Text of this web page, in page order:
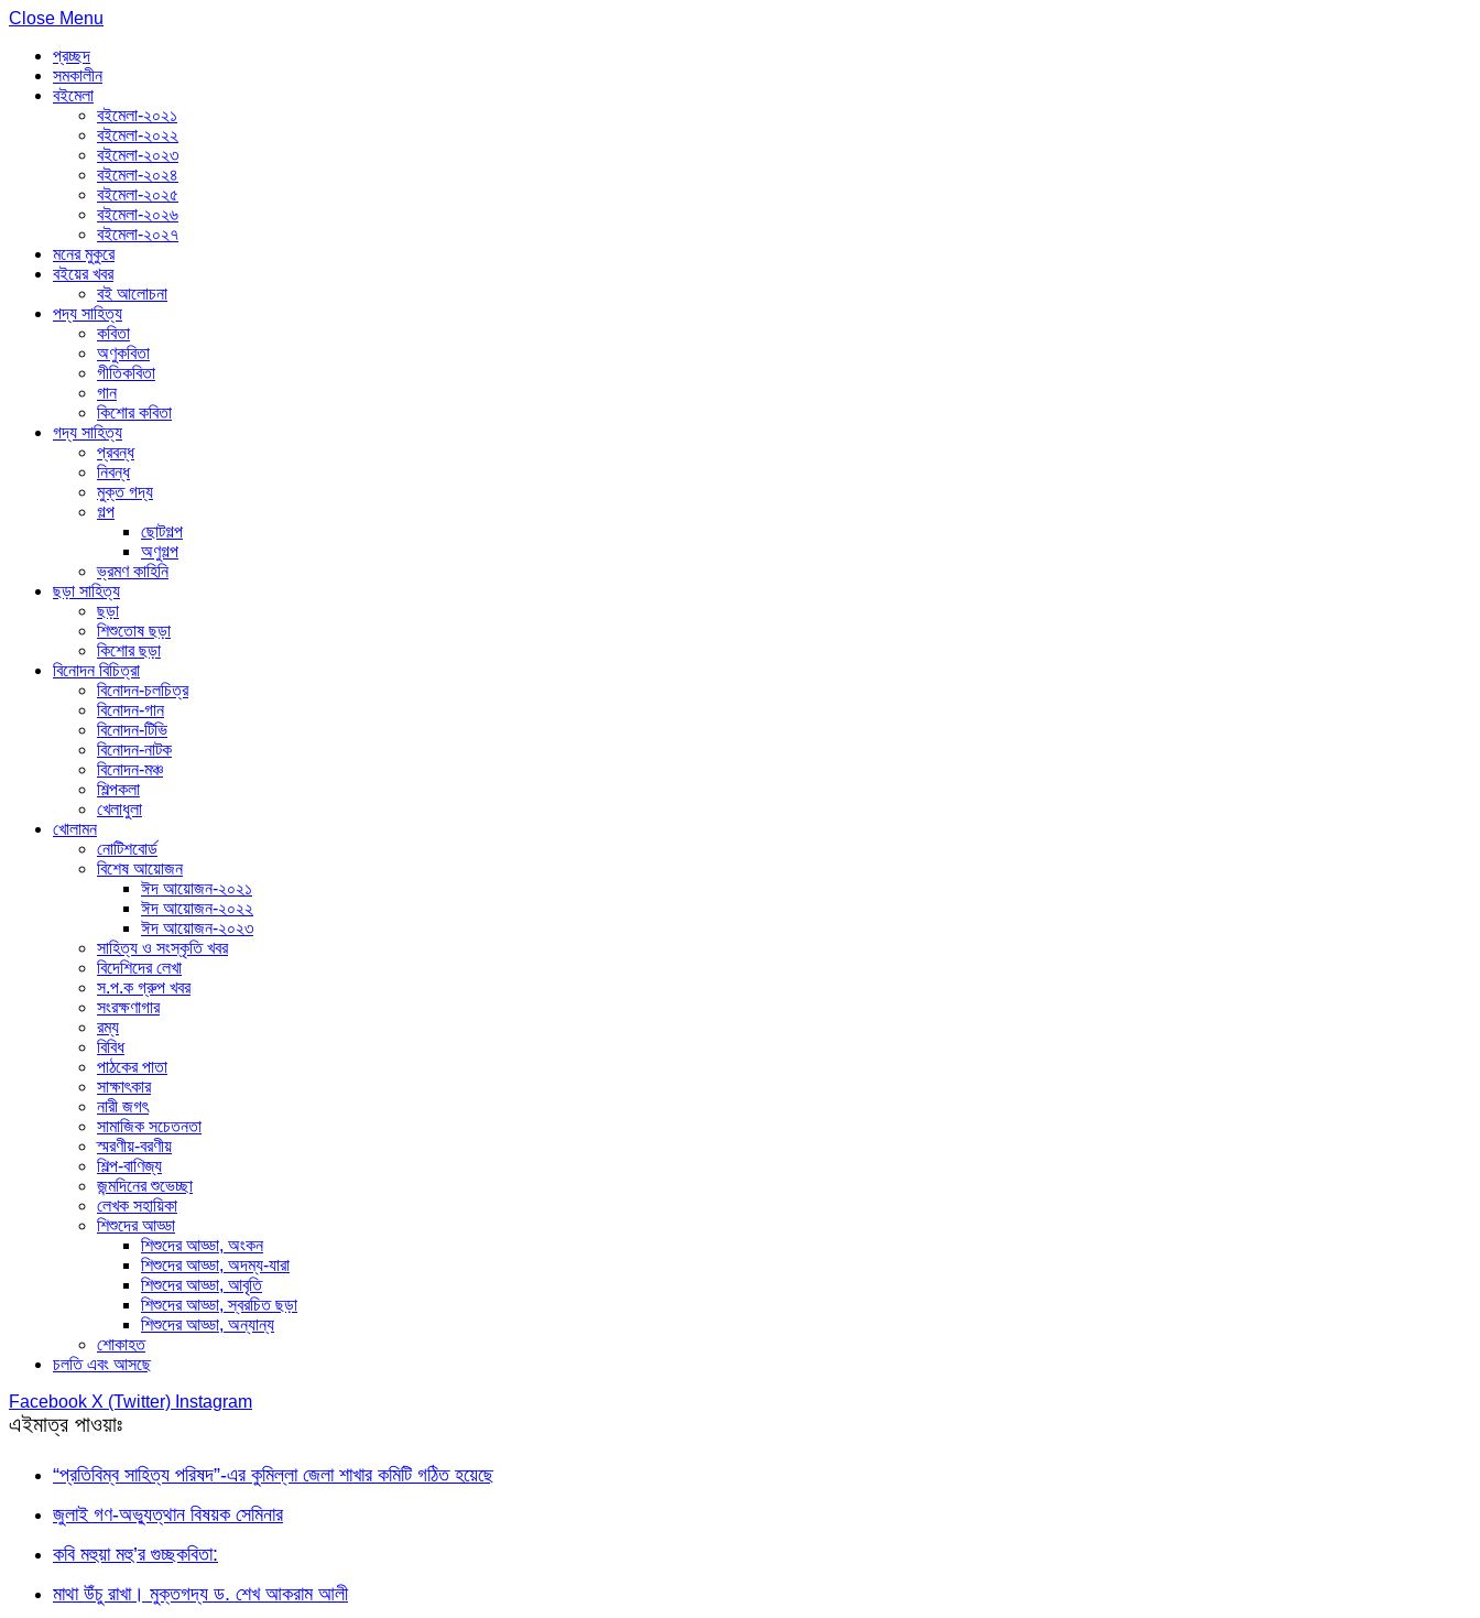
Close Menu
প্রচ্ছদ
সমকালীন
বইমেলা
বইমেলা-২০২১
বইমেলা-২০২২
বইমেলা-২০২৩
বইমেলা-২০২৪
বইমেলা-২০২৫
বইমেলা-২০২৬
বইমেলা-২০২৭
মনের মুকুরে
বইয়ের খবর
বই আলোচনা
পদ্য সাহিত্য
কবিতা
অণুকবিতা
গীতিকবিতা
গান
কিশোর কবিতা
গদ্য সাহিত্য
প্রবন্ধ
নিবন্ধ
মুক্ত গদ্য
গল্প
ছোটগল্প
অণুগল্প
ভ্রমণ কাহিনি
ছড়া সাহিত্য
ছড়া
শিশুতোষ ছড়া
কিশোর ছড়া
বিনোদন বিচিত্রা
বিনোদন-চলচিত্র
বিনোদন-গান
বিনোদন-টিভি
বিনোদন-নাটক
বিনোদন-মঞ্চ
শিল্পকলা
খেলাধুলা
খোলামন
নোটিশবোর্ড
বিশেষ আয়োজন
ঈদ আয়োজন-২০২১
ঈদ আয়োজন-২০২২
ঈদ আয়োজন-২০২৩
সাহিত্য ও সংস্কৃতি খবর
বিদেশিদের লেখা
স.প.ক গ্রুপ খবর
সংরক্ষণাগার
রম্য
বিবিধ
পাঠকের পাতা
সাক্ষাৎকার
নারী জগৎ
সামাজিক সচেতনতা
স্মরণীয়-বরণীয়
শিল্প-বাণিজ্য
জন্মদিনের শুভেচ্ছা
লেখক সহায়িকা
শিশুদের আড্ডা
শিশুদের আড্ডা, অংকন
শিশুদের আড্ডা, অদম্য-যারা
শিশুদের আড্ডা, আবৃতি
শিশুদের আড্ডা, স্বরচিত ছড়া
শিশুদের আড্ডা, অন্যান্য
শোকাহত
চলতি এবং আসছে
Facebook X (Twitter) Instagram
এইমাত্র পাওয়াঃ
“প্রতিবিম্ব সাহিত্য পরিষদ”-এর কুমিল্লা জেলা শাখার কমিটি গঠিত হয়েছে
জুলাই গণ-অভ্যুত্থান বিষয়ক সেমিনার
কবি মহুয়া মহু’র গুচ্ছকবিতা:
মাথা উঁচু রাখা। মুক্তগদ্য ড. শেখ আকরাম আলী